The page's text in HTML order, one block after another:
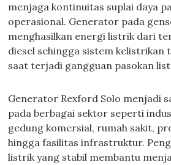
menjaga kontinuitas suplai daya
operasional. Generator pada
menghasilkan energi listrik dari
diesel sehingga sistem kelistrikan
saat terjadi gangguan pasokan
Generator Rexford Solo menjadi
pada berbagai sektor seperti
gedung komersial, rumah sakit,
hingga fasilitas infrastruktur.
listrik yang stabil membantu